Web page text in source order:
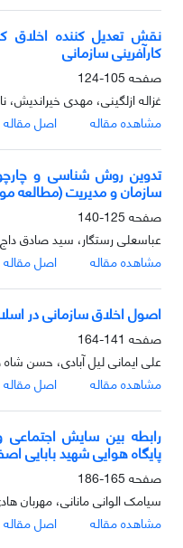
نقش تعدیل کننده اخلاق
کارآفرینی سازمانی
صفحه 105-124
غزاله ازلگینی، مهدی
مشاهده مقاله
اصل مقاله
تدوین روش شناسی و
سازمان و مدیریت (مطالعه
صفحه 125-140
عباسعلی رستگار، سید صادق
مشاهده مقاله
اصل مقاله
اصول اخلاق سازمانی در
صفحه 141-164
علی ایمانی لیل آبادی، حسن
مشاهده مقاله
اصل مقاله
رابطه بین سایش اجتماعی
پایگاه هوایی شهید بابایی
صفحه 165-186
سیامک الوانی مانانی، مهربان
مشاهده مقاله
اصل مقاله